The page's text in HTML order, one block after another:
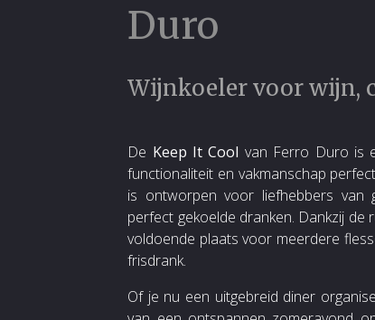
Duro
Wijnkoeler voor wijn,
De Keep It Cool van Ferro Duro is
functionaliteit en vakmanschap
is ontworpen voor liefhebbers van
perfect gekoelde dranken. Dankzij
voldoende plaats voor meerdere
frisdrank.
Of je nu een uitgebreid diner